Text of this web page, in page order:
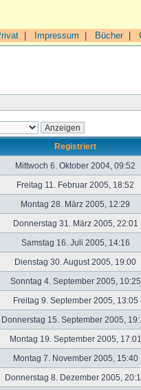
Impressum Bücher|
Registriert
Mittwoch 6. Oktober 2004, 09:52
Freitag 11. Februar 2005, 18:52
Montag 28. März 2005, 12:29
Donnerstag 31. März 2005, 22:01
Samstag 16. Juli 2005, 14:16
Dienstag 30. August 2005, 19:00
Sonntag 4. September 2005,
Freitag 9. September 2005, 13:05
Donnerstag 15. September 2005,
Montag 19. September 2005,
Montag 7. November 2005, 15:40
Donnerstag 8. Dezember 2005,